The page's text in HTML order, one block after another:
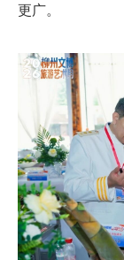
更广。